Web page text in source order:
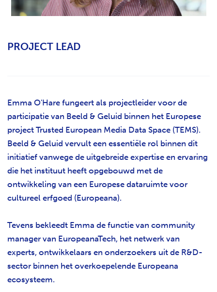
H
PROJECT LEAD
Emma O'Hare fungeert als projectleider voor de
participatie van Beeld & Geluid binnen het Europese
project Trusted European Media Data Space (TEMS).
Beeld & Geluid vervult een essentiële rol binnen dit
initiatief vanwege de uitgebreide expertise en ervaring
die het instituut heeft opgebouwd met de
ontwikkeling van een Europese dataruimte voor
cultureel erfgoed (Europeana).
Tevens bekleedt Emma de functie van community
manager van EuropeanaTech, het netwerk van
experts, ontwikkelaars en onderzoekers uit de R&D-
sector binnen het overkoepelende Europeana
ecosysteem.